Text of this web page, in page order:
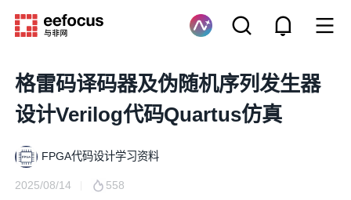
格雷码译码器及伪随机序列发生器
设计Verilog代码Quartus仿真
FPGA代码设计学习资料
2025/08/14 558